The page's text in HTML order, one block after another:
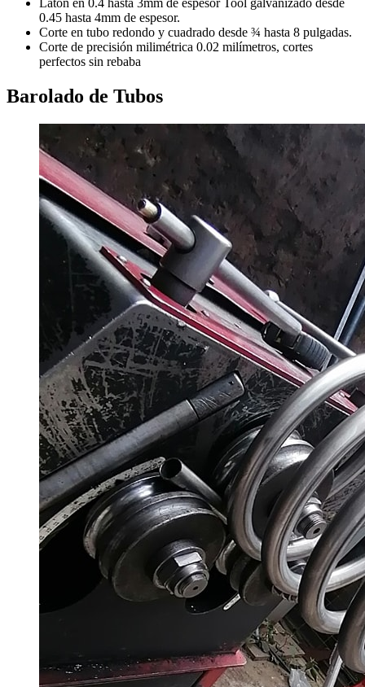
Latón en 0.4 hasta 3mm de espesor Tool galvanizado desde
0.45 hasta 4mm de espesor.
Corte en tubo redondo y cuadrado desde ¾ hasta 8 pulgadas.
Corte de precisión milimétrica 0.02 milímetros, cortes
perfectos sin rebaba
Barolado de Tubos